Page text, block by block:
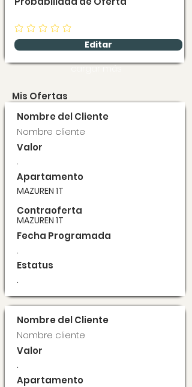
Editar
cargar más
Mis Ofertas
Nombre del Cliente
Nombre cliente
Valor
.
Apartamento
MAZUREN 1T
Contraoferta
MAZUREN 1T
Fecha Programada
.
Estatus
.
Nombre del Cliente
Nombre cliente
Valor
.
Apartamento